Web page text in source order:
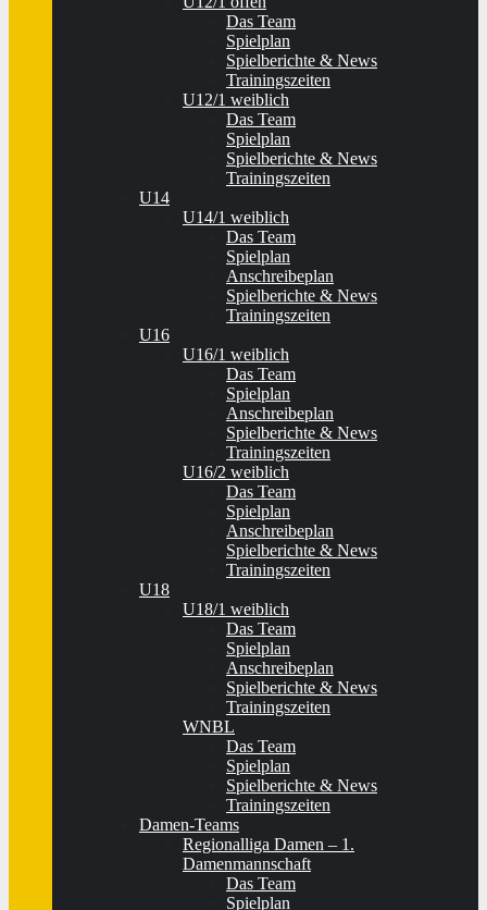
Das Team
Spielplan
Spielberichte & News
Trainingszeiten
U12/1 weiblich
Das Team
Spielplan
Spielberichte & News
Trainingszeiten
U14
U14/1 weiblich
Das Team
Spielplan
Anschreibeplan
Spielberichte & News
Trainingszeiten
U16
U16/1 weiblich
Das Team
Spielplan
Anschreibeplan
Spielberichte & News
Trainingszeiten
U16/2 weiblich
Das Team
Spielplan
Anschreibeplan
Spielberichte & News
Trainingszeiten
U18
U18/1 weiblich
Das Team
Spielplan
Anschreibeplan
Spielberichte & News
Trainingszeiten
WNBL
Das Team
Spielplan
Spielberichte & News
Trainingszeiten
Damen-Teams
Regionalliga Damen – 1.
Damenmannschaft
Das Team
Spielplan